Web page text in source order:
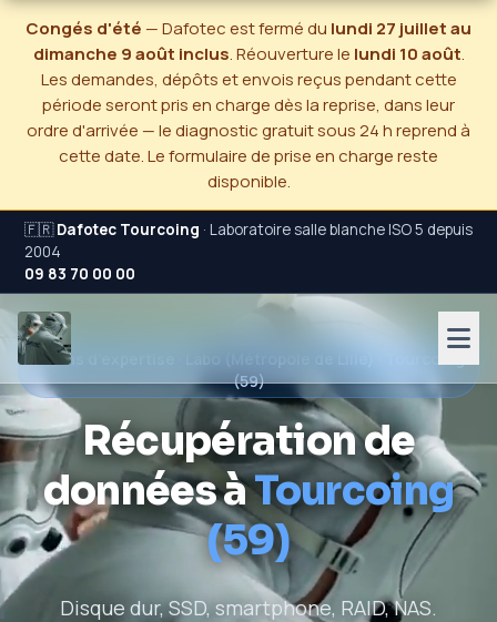
Congés d'été — Dafotec est fermé du lundi 27 juillet au
dimanche 9 août inclus. Réouverture le lundi 10 août.
Les demandes, dépôts et envois reçus pendant cette
période seront pris en charge dès la reprise, dans leur
ordre d'arrivée — le diagnostic gratuit sous 24 h reprend à
cette date. Le formulaire de prise en charge reste
disponible.
🇫🇷Dafotec Tourcoing · Laboratoire salle blanche ISO 5 depuis
2004
09 83 70 00 00
22 ans d'expertise · Labo (Métropole de Lille) · Tourcoing
(59)
Récupération de
données àTourcoing
(59)
Disque dur, SSD, smartphone, RAID, NAS.